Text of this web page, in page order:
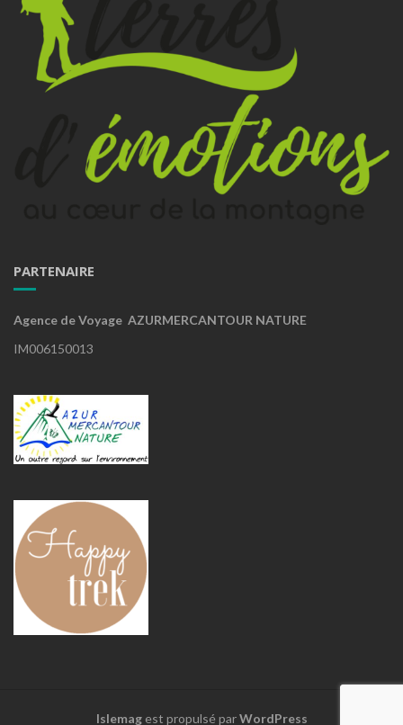
PARTENAIRE
Agence de Voyage AZURMERCANTOUR NATURE
IM006150013
Islemagest propulsé parWordPress